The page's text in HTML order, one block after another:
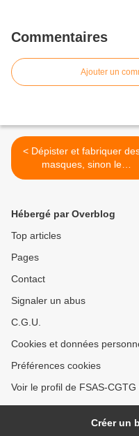
Commentaires
Ajouter un
< Dépister et fabriquer des
masques, sinon le
confinement n’aura servi à
Hébergé par Overblog
Top articles
Pages
Contact
Signaler un abus
C.G.U.
Cookies et données
Préférences cookies
Voir le profil de FSAS-
Créer un